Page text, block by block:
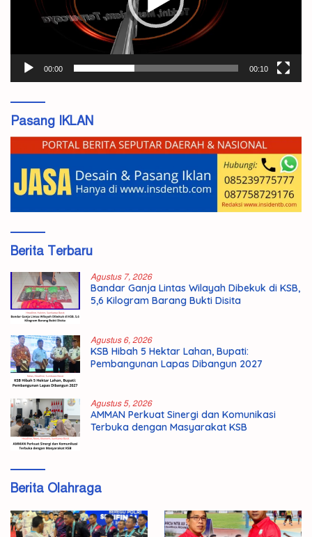
00:00 00:10
Pasang IKLAN
Berita Terbaru
Agustus 7, 2026
Bandar Ganja Lintas Wilayah Dibekuk di KSB,
5,6 Kilogram Barang Bukti Disita
Agustus 6, 2026
KSB Hibah 5 Hektar Lahan, Bupati:
Pembangunan Lapas Dibangun 2027
Agustus 5, 2026
AMMAN Perkuat Sinergi dan Komunikasi
Terbuka dengan Masyarakat KSB
Berita Olahraga